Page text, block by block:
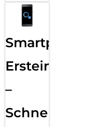
Smartphone
Ersteinrichtung
–
Schnelle